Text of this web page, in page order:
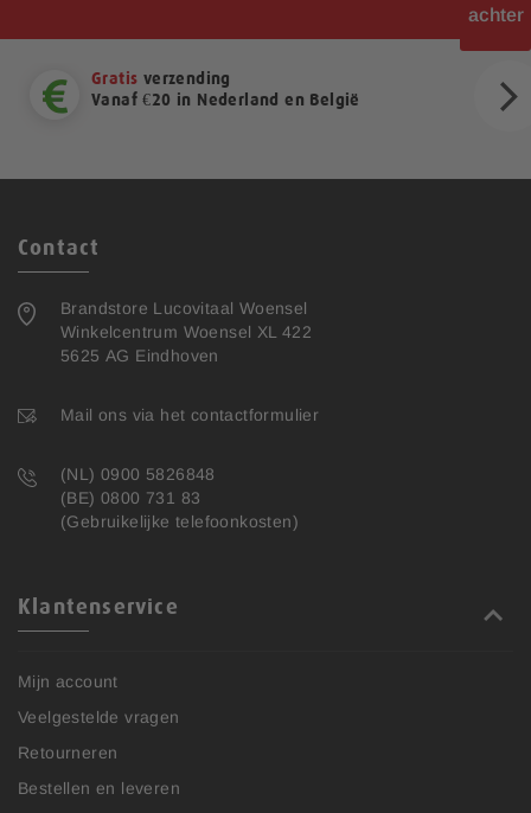
Gratis verzending
Vanaf €20 in Nederland en België
Contact
Brandstore Lucovitaal Woensel
Winkelcentrum Woensel XL 422
5625 AG Eindhoven
Mail ons via het contactformulier
(NL) 0900 5826848
(BE) 0800 731 83
(Gebruikelijke telefoonkosten)
Klantenservice
Mijn account
Veelgestelde vragen
Retourneren
Bestellen en leveren
achter